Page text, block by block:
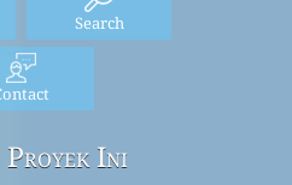
Search
Proyek Ini